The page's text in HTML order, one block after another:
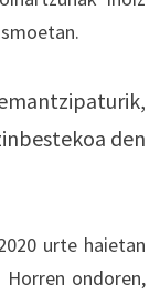
den
urte haietan
ondoren,